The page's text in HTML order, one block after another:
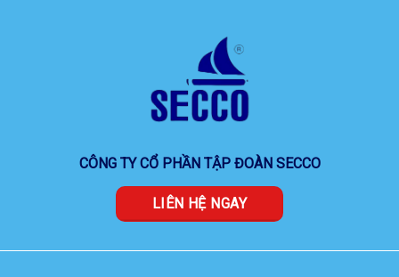
CÔNG TY CỔ PHẦN TẬP ĐOÀN SECCO
LIÊN HỆ NGAY